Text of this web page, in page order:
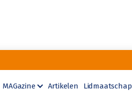
MAGazine Artikelen Lidmaatschap